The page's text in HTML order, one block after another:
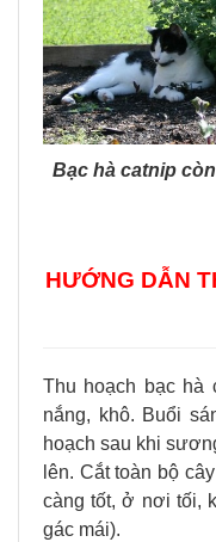
Bạc hà catnip
HƯỚNG DẪN
Thu hoạch bạc hà
nắng, khô. Buổi
hoạch sau khi
lên. Cắt toàn bộ
càng tốt, ở nơi tối,
gác mái).